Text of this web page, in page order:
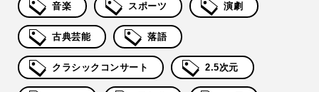
音楽 スポーツ 演劇
古典芸能 落語
クラシックコンサート 2.5次元